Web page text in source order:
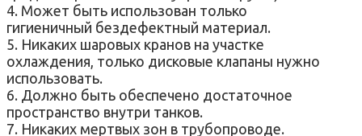
4. Может быть использован только
гигиеничный бездефектный материал.
5. Никаких шаровых кранов на участке
охлаждения, только дисковые клапаны нужно
использовать.
6. Должно быть обеспечено достаточное
пространство внутри танков.
7. Никаких мертвых зон в трубопроводе.